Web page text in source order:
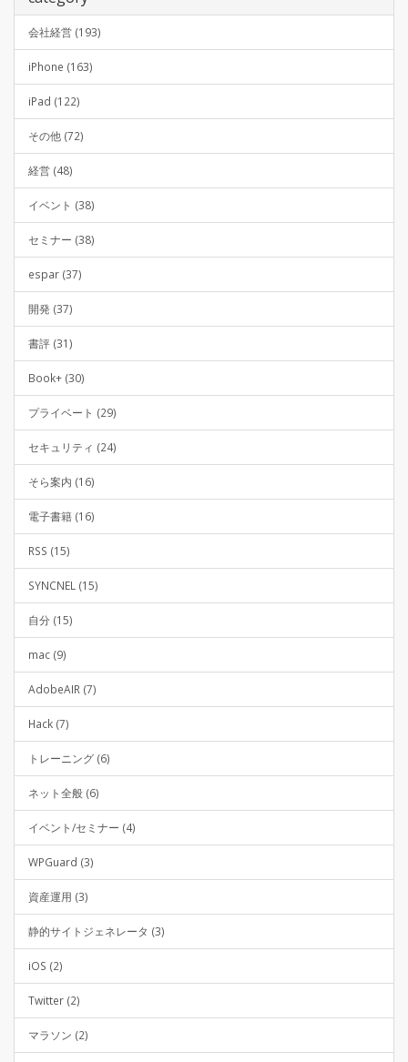
会社経営 (193)
iPhone (163)
iPad (122)
その他 (72)
経営 (48)
イベント (38)
セミナー (38)
espar (37)
開発 (37)
書評 (31)
Book+ (30)
プライベート (29)
セキュリティ (24)
そら案内 (16)
電子書籍 (16)
RSS (15)
SYNCNEL (15)
自分 (15)
mac (9)
AdobeAIR (7)
Hack (7)
トレーニング (6)
ネット全般 (6)
イベント/セミナー (4)
WPGuard (3)
資産運用 (3)
静的サイトジェネレータ (3)
iOS (2)
Twitter (2)
マラソン (2)